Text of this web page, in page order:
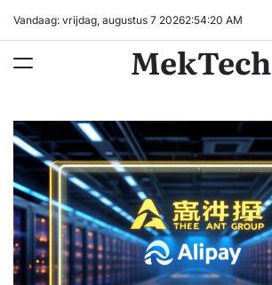
inhoud
Vandaag: vrijdag, augustus 7 20262:54:20 AM
MekTech